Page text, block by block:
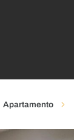
Apartamento